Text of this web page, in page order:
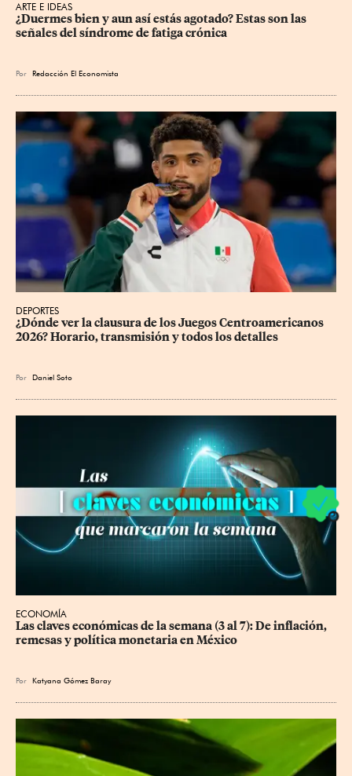
ARTE E IDEAS
¿Duermes bien y aun así estás agotado? Estas son las
señales del síndrome de fatiga crónica
Por Redacción El Economista
DEPORTES
¿Dónde ver la clausura de los Juegos Centroamericanos
2026? Horario, transmisión y todos los detalles
Por Daniel Soto
ECONOMÍA
Las claves económicas de la semana (3 al 7): De inflación,
remesas y política monetaria en México
Por Katyana Gómez Baray